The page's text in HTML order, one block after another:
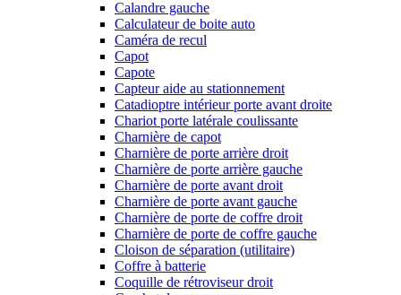
Calandre gauche
Calculateur de boite auto
Caméra de recul
Capot
Capote
Capteur aide au stationnement
Catadioptre intérieur porte avant droite
Chariot porte latérale coulissante
Charnière de capot
Charnière de porte arrière droit
Charnière de porte arrière gauche
Charnière de porte avant droit
Charnière de porte avant gauche
Charnière de porte de coffre droit
Charnière de porte de coffre gauche
Cloison de séparation (utilitaire)
Coffre à batterie
Coquille de rétroviseur droit